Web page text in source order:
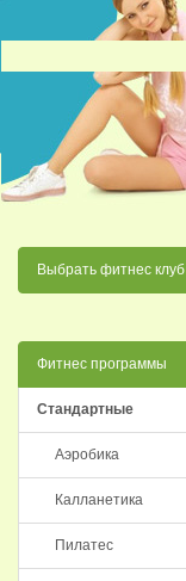
Выбрать фитнес клуб
Фитнес программы
Стандартные
Аэробика
Калланетика
Пилатес